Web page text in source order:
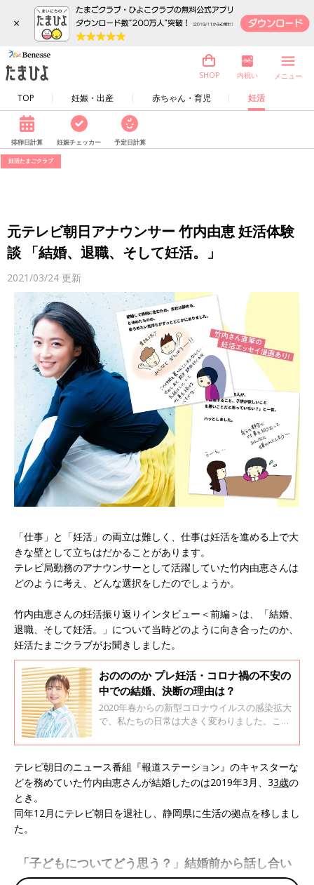
×
TOP 妊娠・出産 赤ちゃん・育児 妊活
SHOP 内祝い メニュー
排卵日計算 妊娠チェッカー 予定日計算
妊活たまごクラブ
元テレビ朝日アナウンサー 竹内由恵 妊活体験
談 「結婚、退職、そして妊活。」
2021/03/24 更新
「仕事」と「妊活」の両立は難しく、仕事は妊活を進める上で大
きな壁として立ちはだかることがあります。
テレビ局勤務のアナウンサーとして活躍していた竹内由恵さんは
どのように考え、どんな選択をしたのでしょうか。
竹内由恵さんの妊活振り返りインタビュー＜前編＞は、「結婚、
退職、そして妊活。」について当時どのように向き合ったのか、
妊活たまごクラブがお聞きしました。
おのののか プレ妊活・コロナ禍の不安の
中での結婚、決断の理由は？
2020年春からの新型コロナウイルスの感染拡大
で、私たちの日常は大きく変わりました。これ
響が及んでいるはず。顔合わせや結婚式ができ
ない？ 妊活は延期すべき？……悩んだ人も少な
くないでしょう。おのののかさんのプレ妊活イ
ンタビュー＜前編＞は、このコロナ禍に結婚し
をどう考えて結婚を決断したのか」を妊活たま
テレビ朝日のニュース番組『報道ステーション』のキャスターな
どを務めていた竹内由恵さんが結婚したのは2019年3月、33歳の
とき。
同年12月にテレビ朝日を退社し、静岡県に生活の拠点を移しまし
た。
「子どもについてどう思う？」結婚前から話し合い
ました